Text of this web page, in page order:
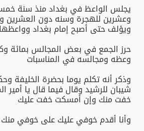
يجلس الواعظ في بغداد منذ سنة
وعشرين للهجرة وسنه دون العشرين
ويؤلف حتى أصبح إمام بغداد
حرز الجمع في بعض المجالس بمائة
وعظه ومجالسه في المناسبات
وذكر أنه تكلم يوما بحضرة الخليفة
شيبان للرشيد وقال فيما قال يا أمير
خفت منك وإن أمسكت خفت عليك
وأنا أقدم خوفي عليك على خوفي منك